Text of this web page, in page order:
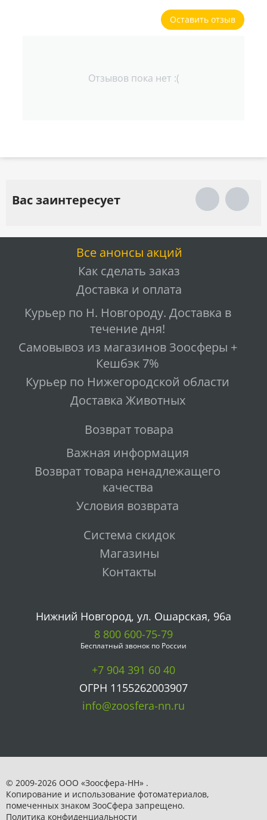
Оставить отзыв
Отзывов пока нет :(
Вас заинтересует
Все анонсы акций
Как сделать заказ
Доставка и оплата
Курьер по Н. Новгороду. Доставка в
течение дня!
Самовывоз из магазинов Зоосферы +
Кешбэк 7%
Курьер по Нижегородской области
Доставка Животных
Возврат товара
Важная информация
Возврат товара ненадлежащего
качества
Условия возврата
Система скидок
Магазины
Контакты
Нижний Новгород, ул. Ошарская, 96а
8 800 600-75-79
Бесплатный звонок по России
+7 904 391 60 40
ОГРН 1155262003907
info@zoosfera-nn.ru
© 2009-2026 ООО «Зоосфера-НН» .
Копирование и использование фотоматериалов,
помеченных знаком ЗooСфера запрещено.
Политика конфиденциальности